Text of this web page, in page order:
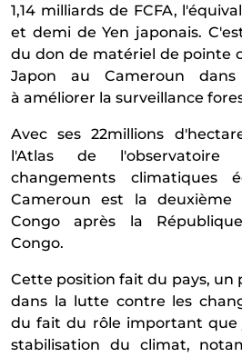
1,14 milliards de FCFA, l'é
et demi de Yen japonais.
du don de matériel de pointe
Japon au Cameroun
à améliorer la surveillance
Avec ses 22millions
l'Atlas de
changements climatiquesé
Cameroun est la deuxième
Congo après la Ré
Congo.
Cette position fait du pays,
dans la lutte contre les
du fait du rôle important que
stabilisation du climat,